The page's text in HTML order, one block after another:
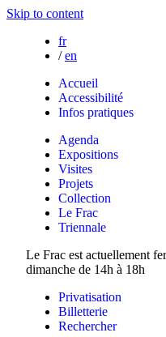
Skip to content
fr
/ en
Accueil
Accessibilité
Infos pratiques
Agenda
Expositions
Visites
Projets
Collection
Le Frac
Triennale
Le Frac est actuellement
dimanche de 14h à 18h
Privatisation
Billetterie
Rechercher